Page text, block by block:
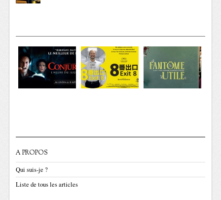
A PROPOS
Qui suis-je ?
Liste de tous les articles